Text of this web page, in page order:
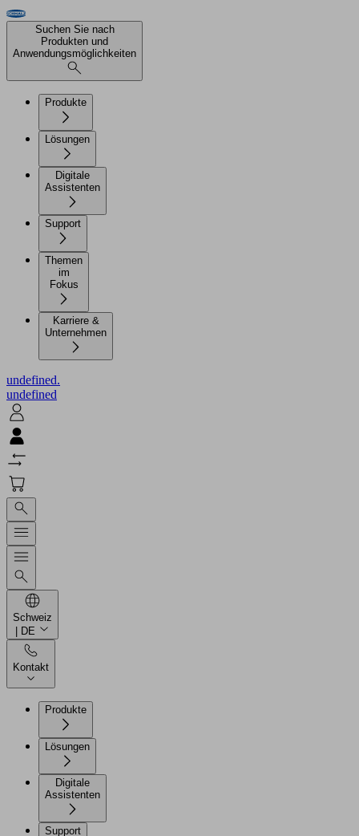
Suchen Sie nach
Produkten und
Anwendungsmöglichkeiten
Produkte
Lösungen
Digitale
Assistenten
Support
Themen
im
Karriere &
Unternehmen
undefined.
undefined
Schweiz
| DE
Kontakt
Produkte
Lösungen
Digitale
Assistenten
Support